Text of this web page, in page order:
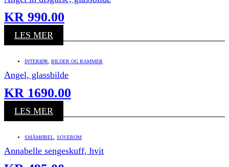
KR 990.00
LES MER
INTERIØR BILDER OG RAMMER
Angel, glassbilde
KR 1690.00
LES MER
SMÅMØBEL SOVEROM
Annabelle sengeskuff, hvit